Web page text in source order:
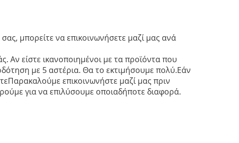
μπορείτε να επικοινωνήσετε μαζί μας ανά
Αν είστε ικανοποιημένοι με τα προϊόντα που
με 5 αστέρια. Θα το εκτιμήσουμε πολύ.Εάν
επικοινωνήστε μαζί μας πριν
για να επιλύσουμε οποιαδήποτε διαφορά.